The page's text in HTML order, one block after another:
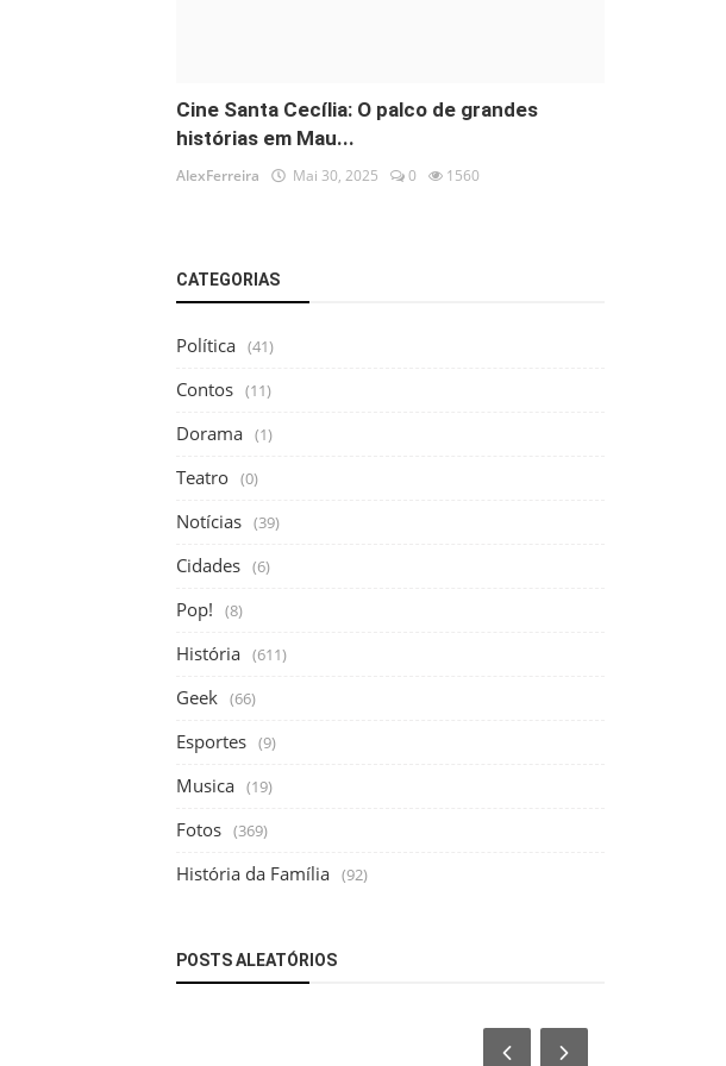
Cine Santa Cecília: O palco de grandes
histórias em Mau...
AlexFerreira Mai 30, 2025 0 1560
CATEGORIAS
Política (41)
Contos (11)
Dorama (1)
Teatro (0)
Notícias (39)
Cidades (6)
Pop! (8)
História (611)
Geek (66)
Esportes (9)
Musica (19)
Fotos (369)
História da Família (92)
POSTS ALEATÓRIOS